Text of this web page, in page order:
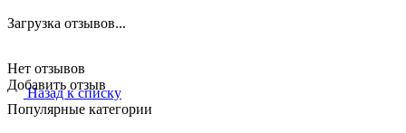
Загрузка отзывов...
Нет отзывов
Добавить отзыв
Назад к списку
Популярные категории